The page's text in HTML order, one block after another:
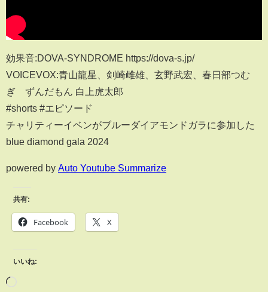
効果音:DOVA-SYNDROME https://dova-s.jp/
VOICEVOX:青山龍星、剣崎雌雄、玄野武宏、春日部つむ
ぎ ずんだもん 白上虎太郎
#shorts #エピソード
チャリティーイベンがブルーダイアモンドガラに参加した
blue diamond gala 2024
powered by Auto Youtube Summarize
共有:
Facebook X
いいね: